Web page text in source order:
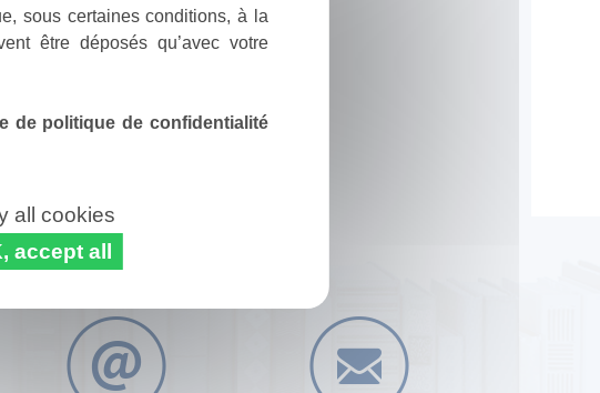
sous certaines conditions, à la
être déposés qu’avec votre
de politique de confidentialité
all cookies
accept all